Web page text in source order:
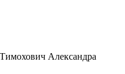
Тимохович Александра